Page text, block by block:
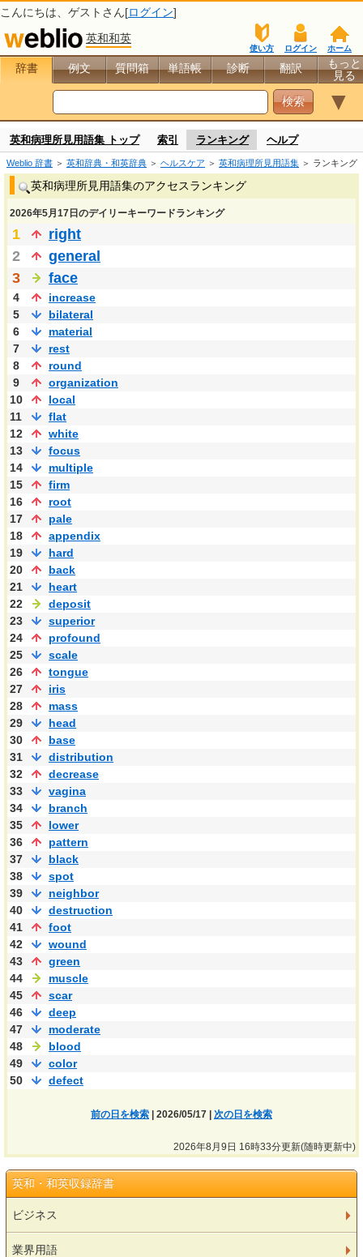
こんにちは、 ゲスト さん[ログイン]
英和和英
ホーム
ログイン
使い方
辞書 例文 質問箱 単語帳 診断 翻訳
もっと
見る
▼
英和病理所見用語集 トップ 索引 ランキング ヘルプ
Weblio 辞書 ＞ 英和辞典・和英辞典 ＞ ヘルスケア ＞ 英和病理所見用語集 ＞ ランキング
英和病理所見用語集のアクセスランキング
2026年5月17日のデイリーキーワードランキング
1
right
2
general
3
face
4
increase
5
bilateral
6
material
7
rest
8
round
9
organization
10
local
11
flat
12
white
13
focus
14
multiple
15
firm
16
root
17
pale
18
appendix
19
hard
20
back
21
heart
22
deposit
23
superior
24
profound
25
scale
26
tongue
27
iris
28
mass
29
head
30
base
31
distribution
32
decrease
33
vagina
34
branch
35
lower
36
pattern
37
black
38
spot
39
neighbor
40
destruction
41
foot
42
wound
43
green
44
muscle
45
scar
46
deep
47
moderate
48
blood
49
color
50
defect
前の日を検索 | 2026/05/17 | 次の日を検索
2026年8月9日 16時33分更新(随時更新中)
英和・和英収録辞書
ビジネス
業界用語